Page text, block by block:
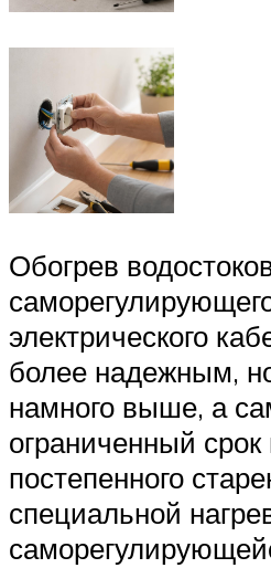
Обогрев
электрического
более надежным,
намного выше, а
ограниченный срок
постепенного
специальной